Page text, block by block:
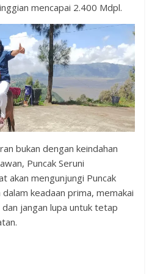
mencapai 2.400 Mdpl.
bukan dengan keindahan
Puncak Seruni
akan mengunjungi Puncak
keadaan prima, memakai
jangan lupa untuk tetap